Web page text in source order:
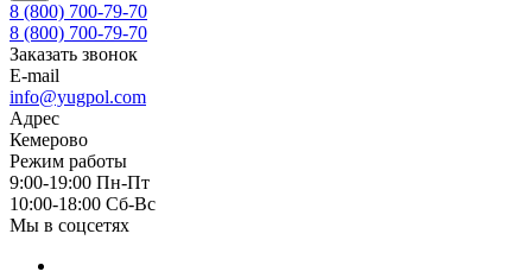
8 (800) 700-79-70
8 (800) 700-79-70
Заказать звонок
E-mail
info@yugpol.com
Адрес
Кемерово
Режим работы
9:00-19:00 Пн-Пт
10:00-18:00 Cб-Вс
Мы в соцсетях